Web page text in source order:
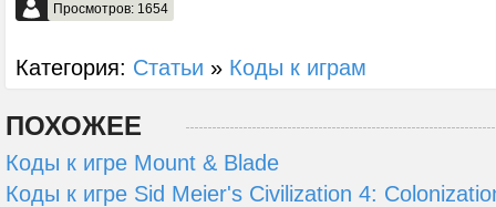
Просмотров: 1654
Категория: Статьи » Коды к играм
ПОХОЖЕЕ
Коды к игре Mount & Blade
Коды к игре Sid Meier's Civilization 4: